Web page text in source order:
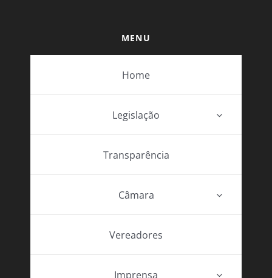
MENU
Home
Legislação
Transparência
Câmara
Vereadores
Imprensa